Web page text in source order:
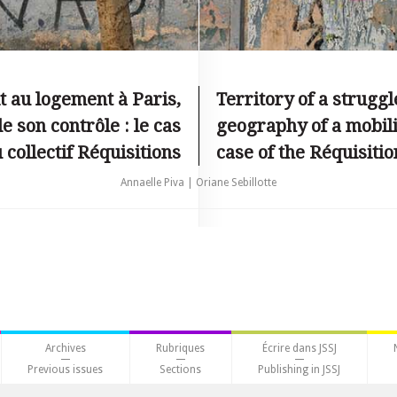
logement à Paris,
son contrôle : le cas
collectif Réquisitions
Territory of a
geography of a
case of the
Annaelle Piva | Oriane Sebillotte
Archives
Previous issues
Rubriques
Sections
Écrire dans JSSJ
Publishing in JSSJ